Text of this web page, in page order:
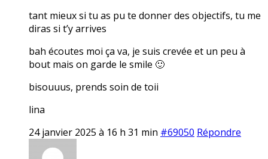
tant mieux si tu as pu te donner des objectifs, tu me
diras si t’y arrives
bah écoutes moi ça va, je suis crevée et un peu à
bout mais on garde le smile 🙂
bisouuus, prends soin de toii
lina
24 janvier 2025 à 16 h 31 min #69050 Répondre